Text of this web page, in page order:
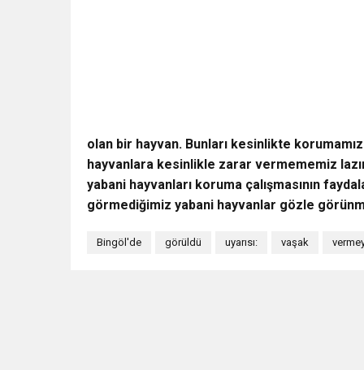
olan bir hayvan. Bunları kesinlikte
hayvanlara kesinlikle zarar vermememiz
yabani hayvanları koruma çalışmasının
görmediğimiz yabani hayvanlar gözle
Bingöl'de görüldü uyarısı: vaşak